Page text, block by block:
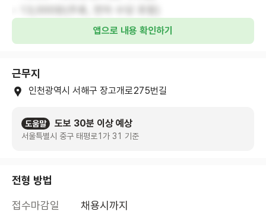
앱으로 내용 확인하기
근무지
인천광역시 서해구 장고개로275번길
도움말 도보 30분 이상 예상
서울특별시 중구 태평로1가 31 기준
전형 방법
접수마감일
채용시까지